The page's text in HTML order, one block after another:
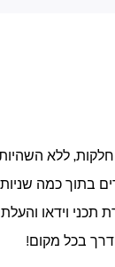
חלקות, ללא
בתוך כמה
תכני וידאו
בכל מקום!